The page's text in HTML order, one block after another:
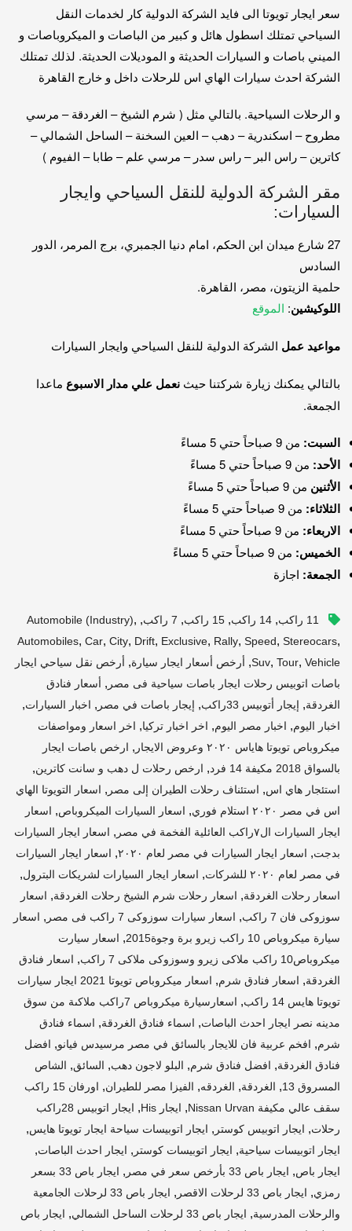
سعر ايجار تويوتا الى فايد الشركة الدولية كار لخدمات النقل
السياحي تمتلك اسطول هائل و كبير من الباصات و الميكروباصات و
الميني باصات و السيارات الحديثة و الموديلات الحديثة. لذلك تمتلك
الشركة احدث سيارات الهاي اس للرحلات داخل و خارج القاهرة
و الرحلات السياحية. بالتالي مثل ( شرم الشيخ – الغردقة – مرسي
مطروح – اسكندرية – دهب – العين السخنة – الساحل الشمالي –
كاترين – راس البر – راس سدر – مرسي علم – طابا – الفيوم )
مقر الشركة الدولية للنقل السياحي وايجار
السيارات:
27 شارع ميدان ابن الحكم، امام دنيا الجمبري، برج المرمر، الدور
السادس
حلمية الزيتون، مصر، القاهرة.
اللوكيشين: الموقع
مواعيد عمل الشركة الدولية للنقل السياحي وايجار السيارات
بالتالي يمكنك زيارة شركتنا حيث نعمل علي مدار الاسبوع ماعدا
الجمعة.
السبت: من 9 صباحاً حتي 5 مساءً
الأحد: من 9 صباحاً حتي 5 مساءً
الأثنين من 9 صباحاً حتي 5 مساءً
الثلاثاء: من 9 صباحاً حتي 5 مساءً
الاربعاء: من 9 صباحاً حتي 5 مساءً
الخميس: من 9 صباحاً حتي 5 مساءً
الجمعة: اجازة
11 راكب , 14 راكب , 15 راكب , 7 راكب ,
Automobile (industry),
Automobiles, Car, City, Drift, Exclusive, Rally, Speed, Stereocars,
Suv, Tour, Vehicle
, أرخص أسعار ايجار سيارة, أرخص نقل سياحي ايجار
باصات اتوبيس رحلات ايجار باصات سياحية فى مصر , أسعار فنادق
الغردقة, إيجار أتوبيس 33راكب , إيجار باصات في مصر , اخبار السيارات,
اخبار اليوم, اخبار مصر اليوم, اخر اخبار تركيا, اخر اسعار ومواصفات
ميكروباص تويوتا هاياس ٢٠٢٠ وعروض الايجار
, ارخص باصات ايجار
بالسواق 2018 مكيفة 14 فرد
, ارخص رحلات ل دهب و سانت كاترين,
استئجار هاي اس, استئناف رحلات الطيران إلى مصر , اسعار التويوتا الهاي
اس في مصر ٢٠٢٠ استلام فوري
, اسعار السيارات الميكروباص, اسعار
ايجار السيارات ال٧راكب العائلية الفخمة في مصر
, اسعار ايجار السيارات
بدجت, اسعار ايجار السيارات في مصر لعام ٢٠٢٠ , اسعار ايجار السيارات
في مصر لعام ٢٠٢٠ للشركات
, اسعار ايجار السيارات لشريكات البترول,
اسعار رحلات الغردقة, اسعار رحلات شرم الشيخ رحلات الغردقة, اسعار
سوزوكى فان 7 راكب
, اسعار سيارات سوزوكى 7 راكب فى مصر , اسعار
سيارة ميكروباص 10 راكب زيرو برة وجوة2015
, اسعار سيارت
ميكروباص10 راكب ملاكى زيرو وسوزوكى ملاكى 7 راكب
, اسعار فنادق
الغردقة, اسعار فنادق شرم,
اسعار ميكروباص تويوتا 2021 ايجار سيارات
تويوتا هايس 14 راكب
,
اسعارسيارة ميكروباص 7راكب ملاكىة من سوق
مدينه نصر ايجار احدث الباصات, اسماء فنادق الغردقة, اسماء فنادق
شرم, افخم عربية فان للايجار بالسائق في مصر مرسيدس فيانو, افضل
فنادق الغردقة, افضل فنادق شرم, البلو لاجون دهب, السائق, الشاص
المسروق 13
, الغردقة, الغردقه, الفيزا مصر للطيران,
اورفان 15 راكب
سقف عالي مكيفة Nissan Urvan
, ايجار His ,
ايجار اتوبيس 28راكب
رحلات, ايجار اتوبيس كوستر , ايجار اتوبيسات سياحة ايجار تويوتا هايس,
ايجار اتوبيسات سياحية, ايجار اتوبيسات كوستر , ايجار احدث الباصات,
ايجار باص, ايجار باص 33 بأرخص سعر في مصر ,
ايجار باص 33 بسعر
رمزي, ايجار باص 33 لرحلات الاقصر ,
ايجار باص 33 لرحلات الجامعية
والرحلات المدرسية, ايجار باص 33 لرحلات الساحل الشمالي , ايجار باص